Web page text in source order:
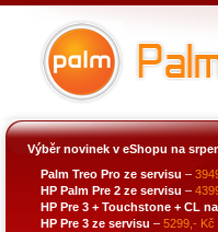
Výběr novinek v eShopu na
Palm Treo Pro ze servisu –
HP Palm Pre 2 ze servisu –
HP Pre 3 + Touchstone + CL
HP Pre 3 ze servisu – 5299,- Kč